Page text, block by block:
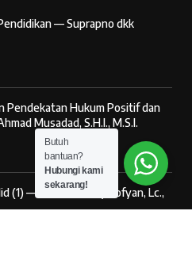
— Suprapno dkk
Pendekatan Hukum Positif dan
Musadad, S.H.I., M.S.I.
(1) — Dr. Nur Baety Sofyan, Lc.,
Butuh
bantuan?
Hubungi kami
sekarang!